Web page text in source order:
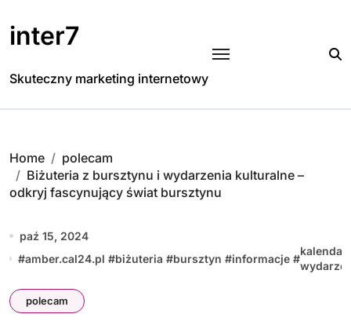
to
content
inter7
Skuteczny marketing internetowy
Home
polecam
Biżuteria z bursztynu i wydarzenia kulturalne –
odkryj fascynujący świat bursztynu
paź 15, 2024
#amber.cal24.pl #biżuteria #bursztyn #informacje #
polecam